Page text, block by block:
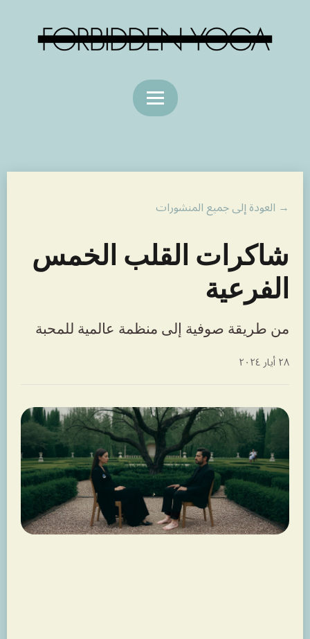
→ العودة إلى جميع المنشورات
شاكرات القلب الخمس
الفرعية
من طريقة صوفية إلى منظمة عالمية للمحبة
٢٨ أيار ٢٠٢٤